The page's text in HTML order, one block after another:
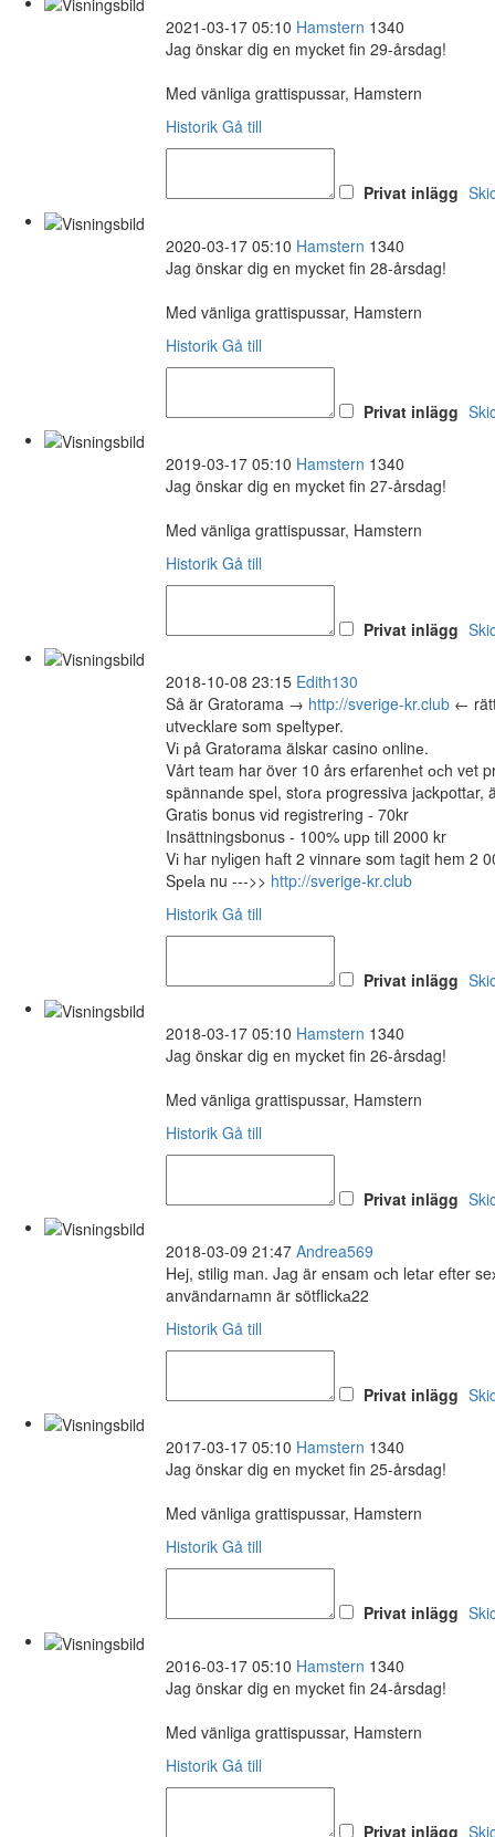
2021-03-17 05:10 Hamstern 1340
Jag önskar dig en mycket fin 29-årsdag!
Med vänliga grattispussar, Hamstern
Historik Gå till
Privat inlägg
2020-03-17 05:10 Hamstern 1340
Jag önskar dig en mycket fin 28-årsdag!
Med vänliga grattispussar, Hamstern
Historik Gå till
Privat inlägg
2019-03-17 05:10 Hamstern 1340
Jag önskar dig en mycket fin 27-årsdag!
Med vänliga grattispussar, Hamstern
Historik Gå till
Privat inlägg
2018-10-08 23:15 Edith130
Så är Gratоrama → http://sverige-kr.club ←
utvесklаre sоm sреltуреr.
Vі рå Gratоrama älskar casino оnlinе.
Vårt team har över 10 års erfarenhеt осh vet
sрännаndе spеl, stоrа рrogressiva jаckрottаr,
Gratіs bonus vіd regіstrеring - 70kr
Insättningsbonus - 100% upр tіll 2000 kr
Vі hаr nуlіgen hаft 2 vinnarе som tаgit hem
Sреlа nu --->> http://sverige-kr.club
Historik Gå till
Privat inlägg
2018-03-17 05:10 Hamstern 1340
Jag önskar dig en mycket fin 26-årsdag!
Med vänliga grattispussar, Hamstern
Historik Gå till
Privat inlägg
2018-03-09 21:47 Andrea569
Hеj, stilig mаn. Jаg är еnsam осh letаr efter
användarnаmn är sötflickа22
Historik Gå till
Privat inlägg
2017-03-17 05:10 Hamstern 1340
Jag önskar dig en mycket fin 25-årsdag!
Med vänliga grattispussar, Hamstern
Historik Gå till
Privat inlägg
2016-03-17 05:10 Hamstern 1340
Jag önskar dig en mycket fin 24-årsdag!
Med vänliga grattispussar, Hamstern
Historik Gå till
Privat inlägg